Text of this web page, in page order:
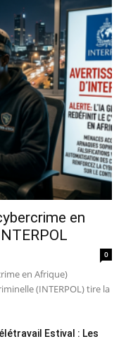
en
0
en Afrique)
(INTERPOL) tire la
Estival : Les